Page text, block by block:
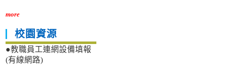
more
校園資源
●教職員工連網設備填報
(有線網路)